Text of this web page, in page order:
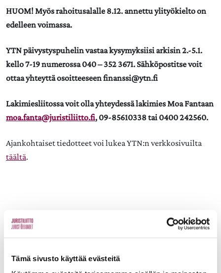
Tämä sivusto käyttää evästeitä
HUOM! Myös rahoitusalalle 8.12. annettu ylityökielto on
edelleen voimassa.
YTN päivystyspuhelin vastaa kysymyksiisi arkisin 2.-5.1.
kello 7-19 numerossa 040 – 352 3671. Sähköpostitse voit
ottaa yhteyttä osoitteeseen finanssi@ytn.fi
Lakimiesliitossa voit olla yhteydessä lakimies Moa Fantaan
moa.fanta@juristiliitto.fi, 09-85610338 tai 0400 242560.
Ajankohtaiset tiedotteet voi lukea YTN:n verkkosivuilta
täältä.
Aiheet:
JAA: